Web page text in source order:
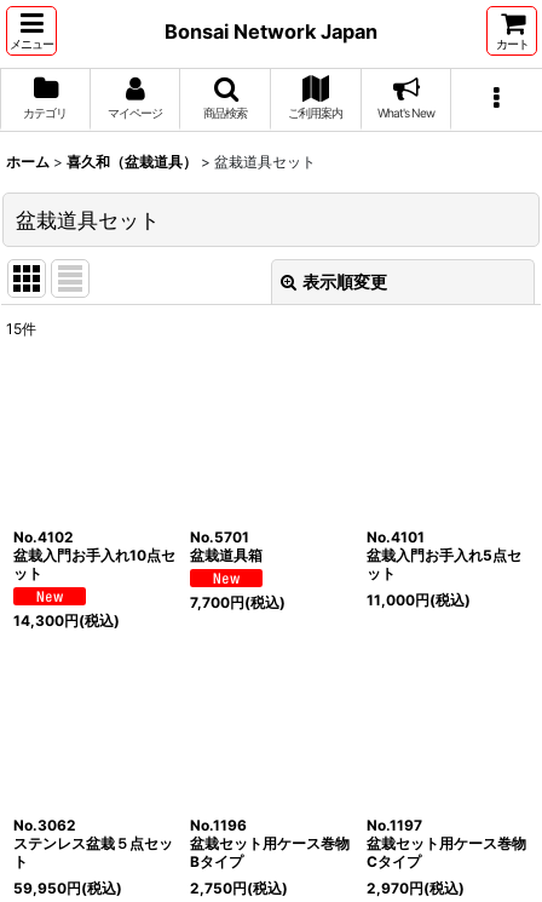
メニュー
Bonsai Network Japan
カート
カテゴリ マイページ 商品検索 ご利用案内 What's New
ホーム > 喜久和（盆栽道具） > 盆栽道具セット
盆栽道具セット
表示順変更
15件
No.4102
盆栽入門お手入れ10点セ
ット
14,300円(税込)
No.5701
盆栽道具箱
7,700円(税込)
No.4101
盆栽入門お手入れ5点セ
ット
11,000円(税込)
No.3062
ステンレス盆栽５点セッ
ト
59,950円(税込)
No.1196
盆栽セット用ケース巻物
Bタイプ
2,750円(税込)
No.1197
盆栽セット用ケース巻物
Cタイプ
2,970円(税込)